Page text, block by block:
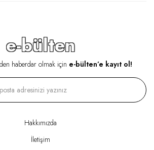
e-bülten
haberdar olmak için e-bülten’e kayıt ol!
Hakkımızda
İletişim